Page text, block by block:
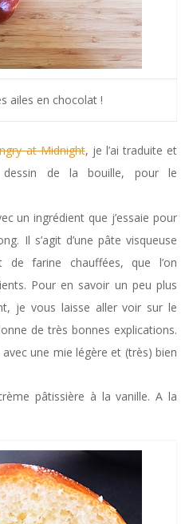
ailes en chocolat !
at Midnight, je l’ai traduite et
dessin de la bouille, pour le
un ingrédient que j’essaie pour
Il s’agit d’une pâte visqueuse
de farine chauffées, que l’on
Pour en savoir un peu plus
je vous laisse aller voir sur le
de très bonnes explications.
une mie légère et (très) bien
pâtissière à la vanille. A la